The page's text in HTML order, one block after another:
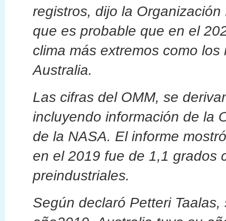
registros, dijo la
que es probable que en el
clima más extremos como
Australia.
Las cifras del OMM, se
incluyendo información de la
de la NASA. El informe
en el 2019 fue de 1,1 grados
preindustriales.
Según declaró Petteri